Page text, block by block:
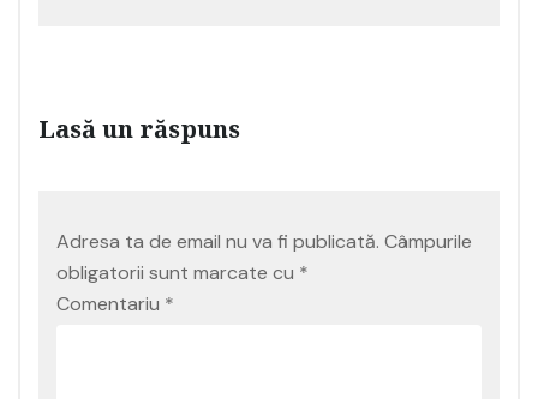
Lasă un răspuns
Adresa ta de email nu va fi publicată. Câmpurile
obligatorii sunt marcate cu *
Comentariu *